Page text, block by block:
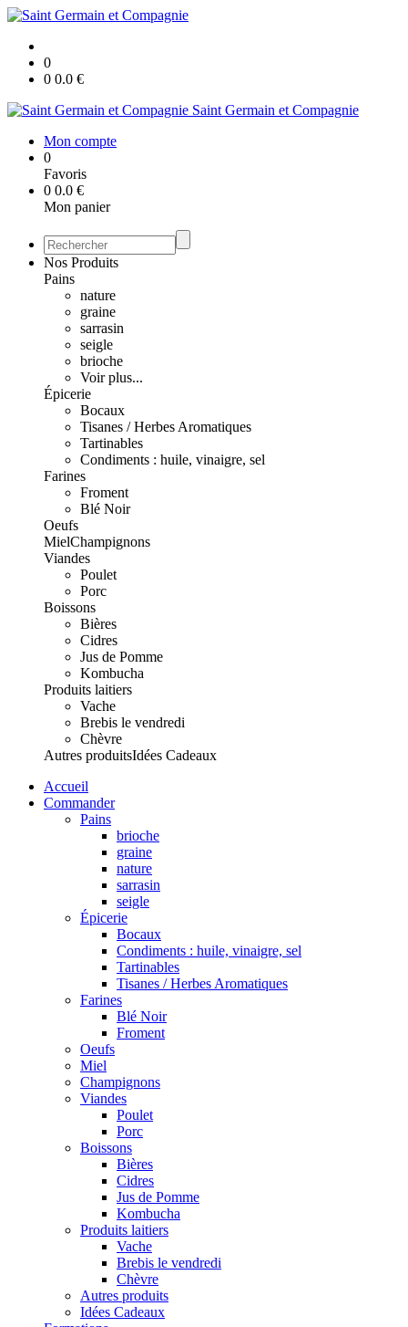
0
0 0.0 €
Saint Germain et Compagnie
Mon compte
0
Favoris
0 0.0 €
Mon panier
Nos Produits
Pains
nature
graine
sarrasin
seigle
brioche
Voir plus...
Épicerie
Bocaux
Tisanes / Herbes Aromatiques
Tartinables
Condiments : huile, vinaigre, sel
Farines
Froment
Blé Noir
Oeufs
MielChampignons
Viandes
Poulet
Porc
Boissons
Bières
Cidres
Jus de Pomme
Kombucha
Produits laitiers
Vache
Brebis le vendredi
Chèvre
Autres produitsIdées Cadeaux
Accueil
Commander
Pains
brioche
graine
nature
sarrasin
seigle
Épicerie
Bocaux
Condiments : huile, vinaigre, sel
Tartinables
Tisanes / Herbes Aromatiques
Farines
Blé Noir
Froment
Oeufs
Miel
Champignons
Viandes
Poulet
Porc
Boissons
Bières
Cidres
Jus de Pomme
Kombucha
Produits laitiers
Vache
Brebis le vendredi
Chèvre
Autres produits
Idées Cadeaux